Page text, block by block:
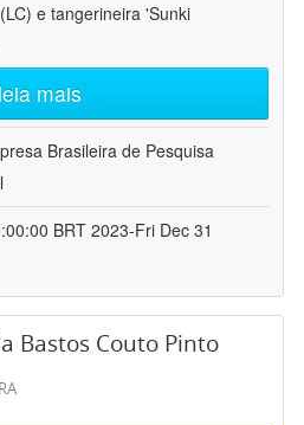
e tangerineira 'Sunki
leia mais
Brasileira de Pesquisa
BRT 2023-Fri Dec 31
Bastos Couto Pinto